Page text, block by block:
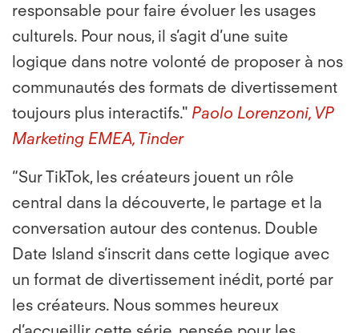
responsable pour faire évoluer les usages
culturels. Pour nous, il s’agit d’une suite
logique dans notre volonté de proposer à nos
communautés des formats de divertissement
toujours plus interactifs." Paolo Lorenzoni, VP
Marketing EMEA, Tinder
“Sur TikTok, les créateurs jouent un rôle
central dans la découverte, le partage et la
conversation autour des contenus. Double
Date Island s’inscrit dans cette logique avec
un format de divertissement inédit, porté par
les créateurs. Nous sommes heureux